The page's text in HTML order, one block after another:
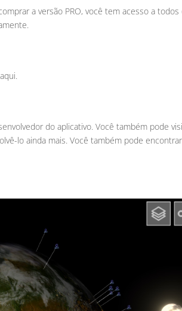
a versão PRO, você tem acesso a todos
do aplicativo. Você também pode
lo ainda mais. Você também pode